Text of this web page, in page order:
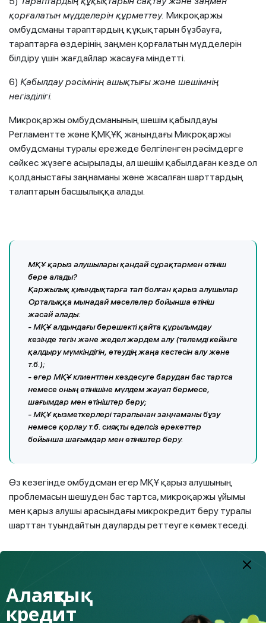
қорғалатын мүдделерін құрметтеу. Микроқаржы
омбудсманы тараптардың құқықтарын бұзбауға,
тараптарға өздерінің заңмен қорғалатын мүдделерін
білдіру үшін жағдайлар жасауға міндетті.
6) Қабылдау рәсімінің ашықтығы және шешімнің
негізділігі.
Микроқаржы омбудсманының шешім қабылдауы
Регламентте және ҚМҚҰҚ жанындағы Микроқаржы
омбудсманы туралы ережеде белгіленген рәсімдерге
сәйкес жүзеге асырылады, ал шешім қабылдаған кезде ол
қолданыстағы заңнаманы және жасалған шарттардың
талаптарын басшылыққа алады.
МҚҰ қарыз алушылары қандай сұрақтармен өтініш
бере алады?
Қаржылық қиындықтарға тап болған қарыз алушылар
Орталыққа мынадай мәселелер бойынша өтініш
жасай алады:
- МҚҰ алдындағы берешекті қайта құрылымдау
кезінде тегін және жедел жәрдем алу (төлемді кейінге
қалдыру мүмкіндігін, өтеудің жаңа кестесін алу және
т.б.);
- егер МҚҰ клиентпен кездесуге барудан бас тартса
немесе оның өтінішіне мүлдем жауап бермесе,
шағымдар мен өтініштер беру;
- МҚҰ қызметкерлері тарапынан заңнаманы бұзу
немесе қорлау т.б. сияқты әдепсіз әрекеттер
бойынша шағымдар мен өтініштер беру.
Өз кезегінде омбудсман егер МҚҰ қарыз алушының
проблемасын шешуден бас тартса, микроқаржы ұйымы
мен қарыз алушы арасындағы микрокредит беру туралы
шарттан туындайтын дауларды реттеуге көмектеседі.
Микроқаржы омбудсманына жүгінбес бұрын, алдымен
кредитормен даулы мәселені өз бетінше реттеу жөнінде
Алаяқтық
кредит